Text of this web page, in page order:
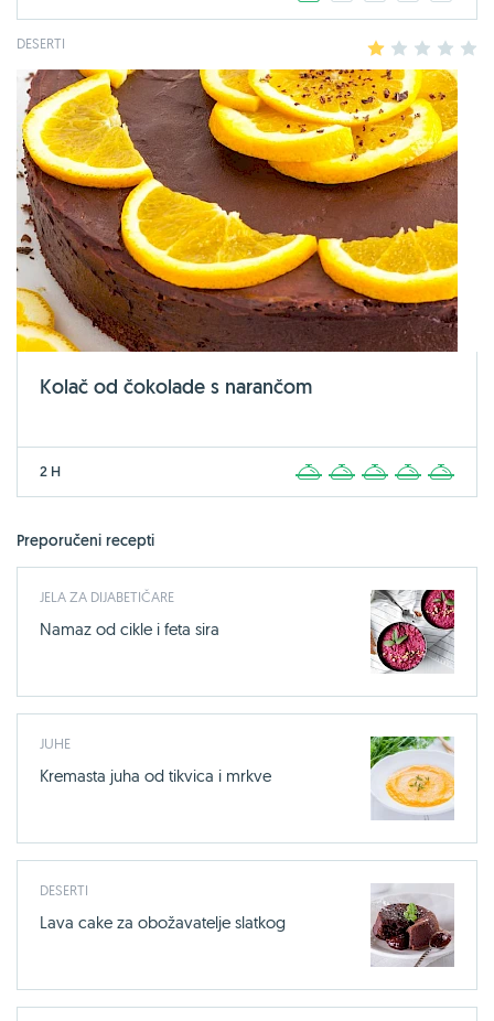
DESERTI 2 3 4
Kolač od čokolade s narančom
2 H 2 3 4
Preporučeni recepti
JELA ZA DIJABETIČARE
Namaz od cikle i feta sira
JUHE
Kremasta juha od tikvica i mrkve
DESERTI
Lava cake za obožavatelje slatkog